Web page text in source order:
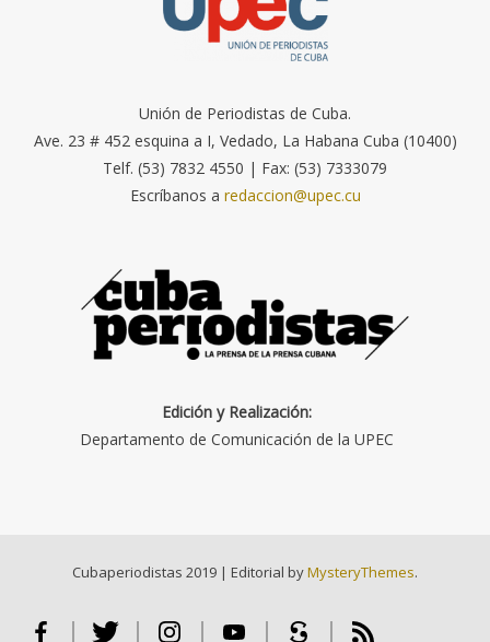
Unión de Periodistas de Cuba.
Ave. 23 # 452 esquina a I, Vedado, La Habana Cuba (10400)
Telf. (53) 7832 4550 | Fax: (53) 7333079
Escríbanos a redaccion@upec.cu
Edición y Realización:
Departamento de Comunicación de la UPEC
Cubaperiodistas 2019 | Editorial byMysteryThemes.